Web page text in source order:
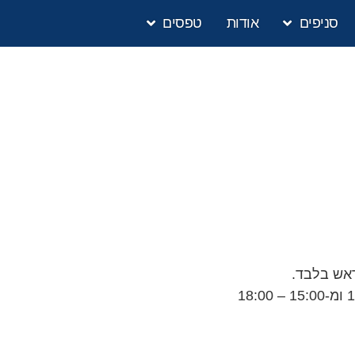
סניפים אודות טפסים
בלבד.